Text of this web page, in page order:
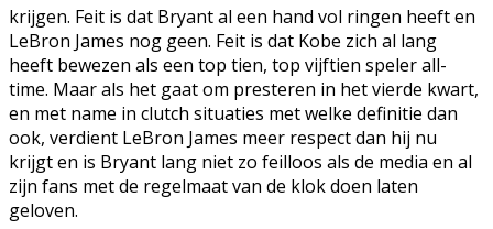
krijgen. Feit is dat Bryant al een hand vol ringen heeft en
LeBron James nog geen. Feit is dat Kobe zich al lang
heeft bewezen als een top tien, top vijftien speler all-
time. Maar als het gaat om presteren in het vierde kwart,
en met name in clutch situaties met welke definitie dan
ook, verdient LeBron James meer respect dan hij nu
krijgt en is Bryant lang niet zo feilloos als de media en al
zijn fans met de regelmaat van de klok doen laten
geloven.